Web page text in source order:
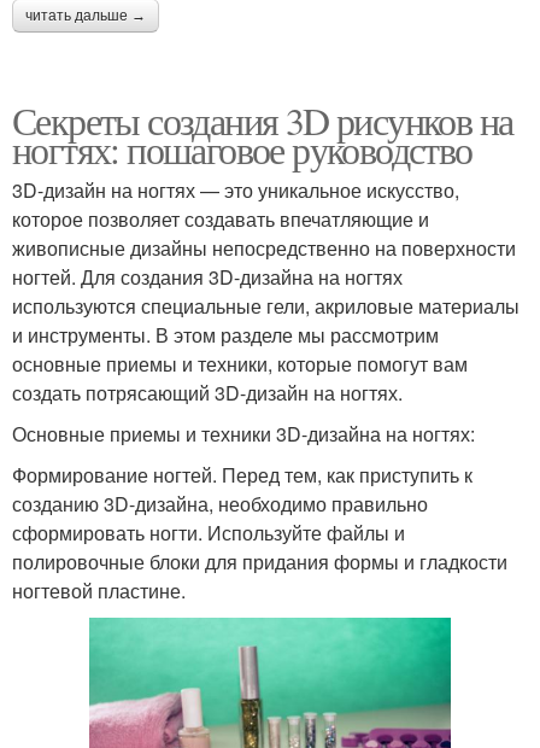
читать дальше →
Секреты создания 3D рисунков на
ногтях: пошаговое руководство
3D-дизайн на ногтях — это уникальное искусство,
которое позволяет создавать впечатляющие и
живописные дизайны непосредственно на поверхности
ногтей. Для создания 3D-дизайна на ногтях
используются специальные гели, акриловые материалы
и инструменты. В этом разделе мы рассмотрим
основные приемы и техники, которые помогут вам
создать потрясающий 3D-дизайн на ногтях.
Основные приемы и техники 3D-дизайна на ногтях:
Формирование ногтей. Перед тем, как приступить к
созданию 3D-дизайна, необходимо правильно
сформировать ногти. Используйте файлы и
полировочные блоки для придания формы и гладкости
ногтевой пластине.